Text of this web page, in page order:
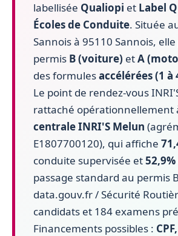
labellisée Qualiopi et Label
Écoles de Conduite. Située
Sannois à 95110 Sannois,
permis B (voiture) etA
des formulesaccélérées (1 à
Le point de rendez-vous
rattaché opérationnellement
centrale INRI'S Melun
E1807700120), qui affiche
conduite supervisée et52,9%
passage standard au permis
data.gouv.fr / Sécurité
candidats et 184 examens
Financements possibles :